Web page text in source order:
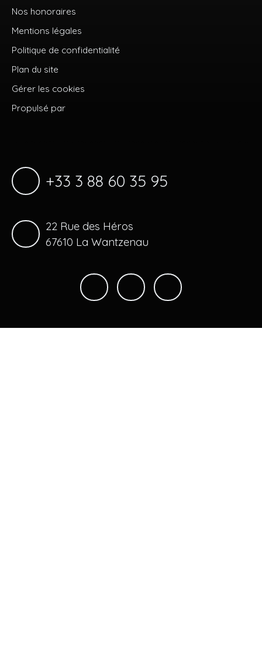
Nos honoraires
Mentions légales
Politique de confidentialité
Plan du site
Gérer les cookies
Propulsé par
+33 3 88 60 35 95
22 Rue des Héros
67610 La Wantzenau